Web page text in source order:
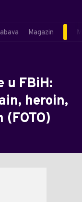
Magazin
u FBiH:
heroin,